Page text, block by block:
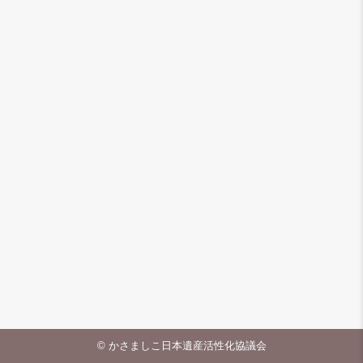
© かさましこ日本遺産活性化協議会